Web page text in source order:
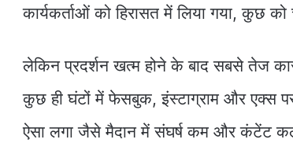
कार्यकर्ताओं को हिरासत में लिया गया, कुछ
लेकिन प्रदर्शन खत्म होने के बाद सबसे तेज
कुछ ही घंटों में फेसबुक, इंस्टाग्राम और एक्स
ऐसा लगा जैसे मैदान में संघर्ष कम और कंटेंट